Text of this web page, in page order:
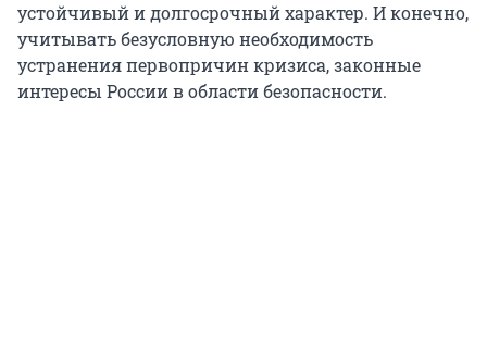
устойчивый и долгосрочный характер. И конечно,
учитывать безусловную необходимость
устранения первопричин кризиса, законные
интересы России в области безопасности.